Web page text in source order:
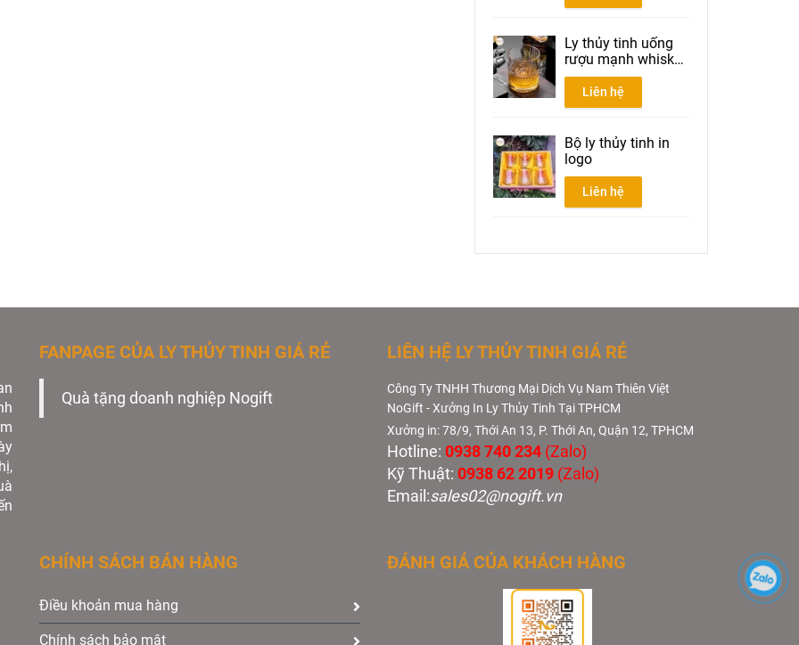
Ly thủy tinh uống
rượu mạnh whisky
300ml
Liên hệ
Bộ ly thủy tinh in
logo
Liên hệ
FANPAGE CỦA LY THỦY TINH GIÁ RẺ
Quà tặng doanh nghiệp Nogift
LIÊN HỆ LY THỦY TINH GIÁ RẺ
Công Ty TNHH Thương Mại Dịch Vụ Nam Thiên Việt
NoGift - Xưởng In Ly Thủy Tinh Tại TPHCM
Xưởng in: 78/9, Thới An 13, P. Thới An, Quận 12, TPHCM
Hotline: 0938 740 234 (Zalo)
Kỹ Thuật: 0938 62 2019 (Zalo)
Email:sales02@nogift.vn
CHÍNH SÁCH BÁN HÀNG
Điều khoản mua hàng
Chính sách bảo mật
ĐÁNH GIÁ CỦA KHÁCH HÀNG